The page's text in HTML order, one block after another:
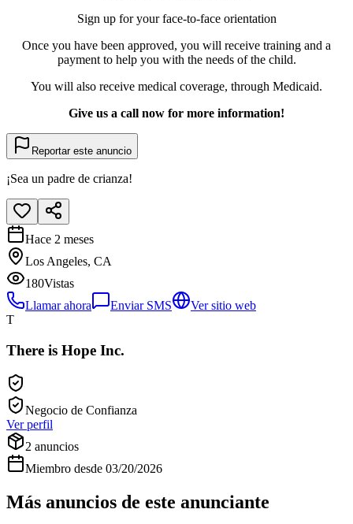
Sign up for your face-to-face orientation
Once you have been approved, you will receive training and a
payment to help you with the needs of the child.
You will also receive medical coverage, through Medicaid.
Give us a call now for more information!
Reportar este anuncio
¡Sea un padre de crianza!
Hace 2 meses
Los Angeles, CA
180Vistas
Llamar ahora
Enviar SMS
Ver sitio web
T
There is Hope Inc.
Negocio de Confianza
Ver perfil
2 anuncios
Miembro desde 03/20/2026
Más anuncios de este anunciante